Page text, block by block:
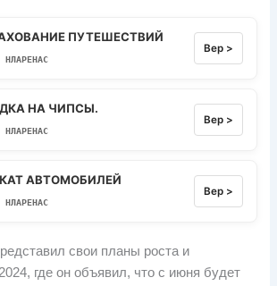
ПУТЕШЕСТВИЙ
НЛАРЕНАС
Вер >
НА ЧИПСЫ.
НЛАРЕНАС
Вер >
АВТОМОБИЛЕЙ
НЛАРЕНАС
Вер >
свои планы роста и
где он объявил, что с июня будет